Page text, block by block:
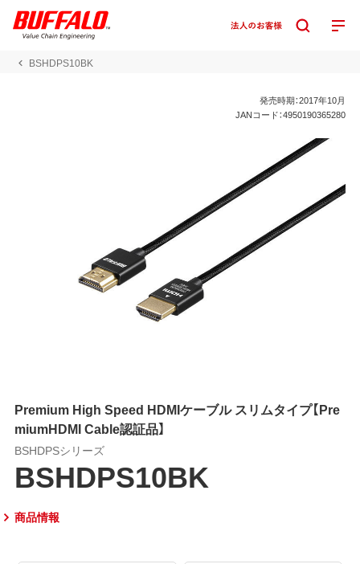
BSHDPS10BK
発売時期：2017年10月
JANコード：4950190365280
Premium High Speed HDMIケーブル スリムタイプ【Pre
miumHDMI Cable認証品】
BSHDPSシリーズ
BSHDPS10BK
商品情報